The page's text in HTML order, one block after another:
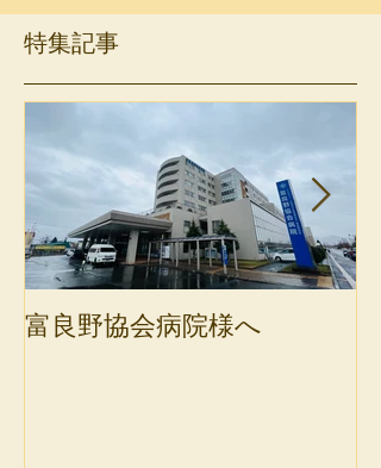
特集記事
富良野協会病院様へ